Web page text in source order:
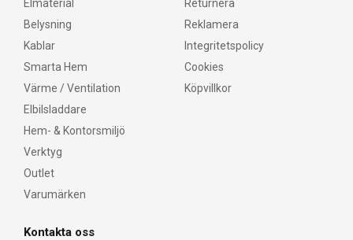
Elmaterial
Belysning
Kablar
Smarta Hem
Värme / Ventilation
Elbilsladdare
Hem- & Kontorsmiljö
Verktyg
Outlet
Varumärken
Returnera
Reklamera
Integritetspolicy
Cookies
Köpvillkor
Kontakta oss